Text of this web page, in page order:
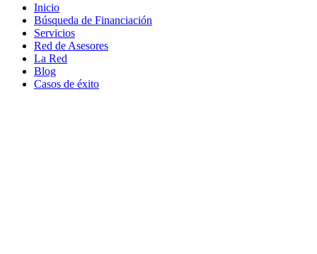
Inicio
Búsqueda de Financiación
Servicios
Red de Asesores
La Red
Blog
Casos de éxito